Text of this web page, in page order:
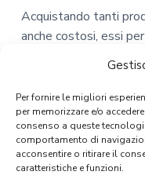
Per fornire le migliori
per memorizzare e/o
consenso a queste
comportamento di
acconsentire o ritirare il
caratteristiche e funzioni.
Acquistando tanti
anche costosi, essi
termine. Questo vuol
anche centinaia di
pulizia. Inoltre,
perché comunque